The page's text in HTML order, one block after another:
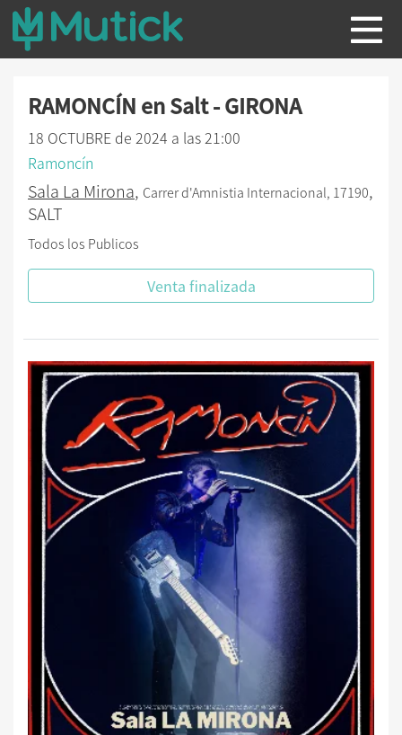
RAMONCÍN en Salt - GIRONA
18 OCTUBRE de 2024 a las 21:00
Ramoncín
Sala La Mirona, Carrer d'Amnistia Internacional, 17190,
SALT
Todos los Publicos
Venta finalizada